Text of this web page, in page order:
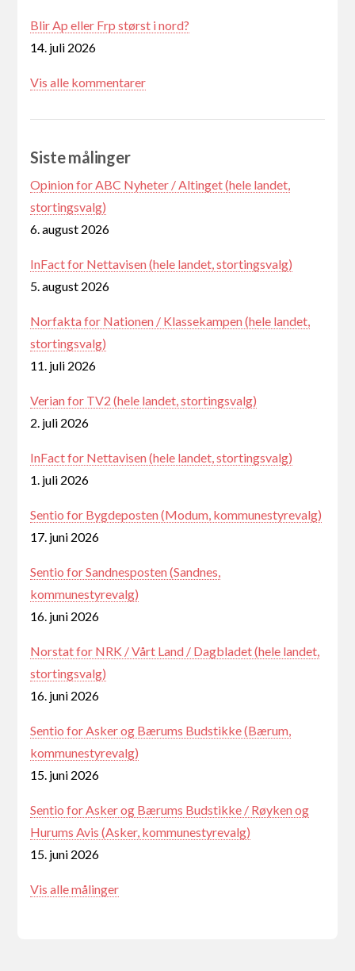
Blir Ap eller Frp størst i nord?
14. juli 2026
Vis alle kommentarer
Siste målinger
Opinion for ABC Nyheter / Altinget (hele landet,
stortingsvalg)
6. august 2026
InFact for Nettavisen (hele landet, stortingsvalg)
5. august 2026
Norfakta for Nationen / Klassekampen (hele landet,
stortingsvalg)
11. juli 2026
Verian for TV2 (hele landet, stortingsvalg)
2. juli 2026
InFact for Nettavisen (hele landet, stortingsvalg)
1. juli 2026
Sentio for Bygdeposten (Modum, kommunestyrevalg)
17. juni 2026
Sentio for Sandnesposten (Sandnes,
kommunestyrevalg)
16. juni 2026
Norstat for NRK / Vårt Land / Dagbladet (hele landet,
stortingsvalg)
16. juni 2026
Sentio for Asker og Bærums Budstikke (Bærum,
kommunestyrevalg)
15. juni 2026
Sentio for Asker og Bærums Budstikke / Røyken og
Hurums Avis (Asker, kommunestyrevalg)
15. juni 2026
Vis alle målinger